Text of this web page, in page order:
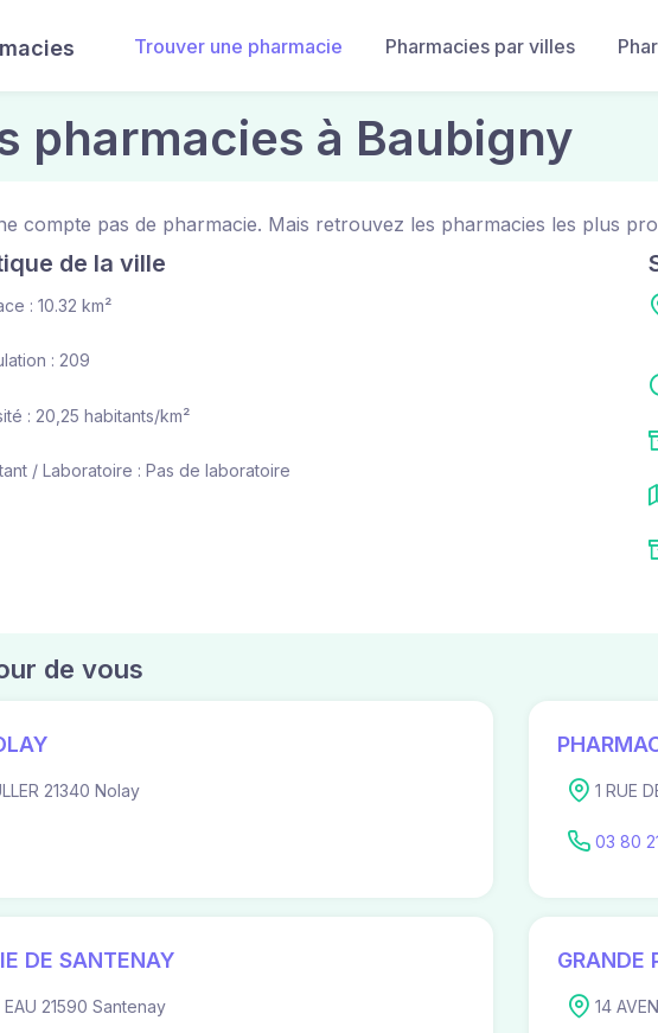
Trouver une pharmacie Pharmacies par villes
pharmacies à Baubigny
compte pas de pharmacie. Mais retrouvez les pharmacies les plus
de la ville
: 10.32 km²
: 209
: 20,25 habitants/km²
/ Laboratoire : Pas de laboratoire
de vous
21340 Nolay 1 RUE
03 80
DE SANTENAY
EAU 21590 Santenay
GRANDE
14